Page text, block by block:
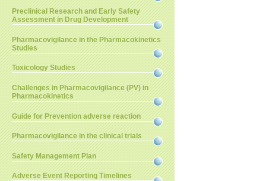
Preclinical Research and Early Safety
Assessment in Drug Development
Pharmacovigilance in the Pharmacokinetics
Studies
Toxicology Studies
Challenges in Pharmacovigilance (PV) in
Pharmacokinetics
Guide for Prevention adverse reaction
Pharmacovigilance in the clinical trials
Safety Management Plan
Adverse Event Reporting Timelines